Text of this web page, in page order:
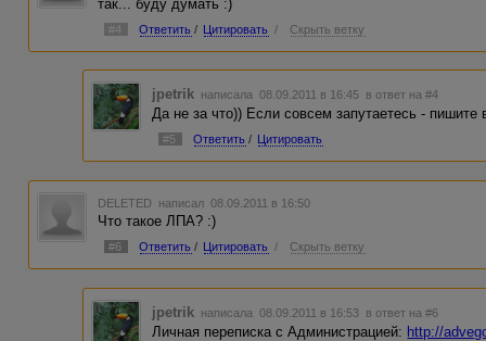
так... буду думать :)
#4 Ответить / Цитировать / Скрыть ветку
jpetrik написала 08.09.2011 в 16:45 в ответ на #4
Да не за что)) Если совсем запутаетесь -
#5 Ответить / Цитировать
DELETED написал 08.09.2011 в 16:50
Что такое ЛПА? :)
#6 Ответить / Цитировать / Скрыть ветку
jpetrik написала 08.09.2011 в 16:53 в ответ на #6
Личная переписка с Администрацией: http://